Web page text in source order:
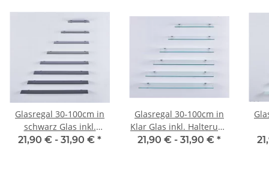
Glasregal 30-100cm in
schwarz Glas inkl.
Halterung 13cm
21,90 € - 31,90 € *
Glasregal 30-100cm in
Klar Glas inkl. Halterung
13cm
21,90 € - 31,90 € *